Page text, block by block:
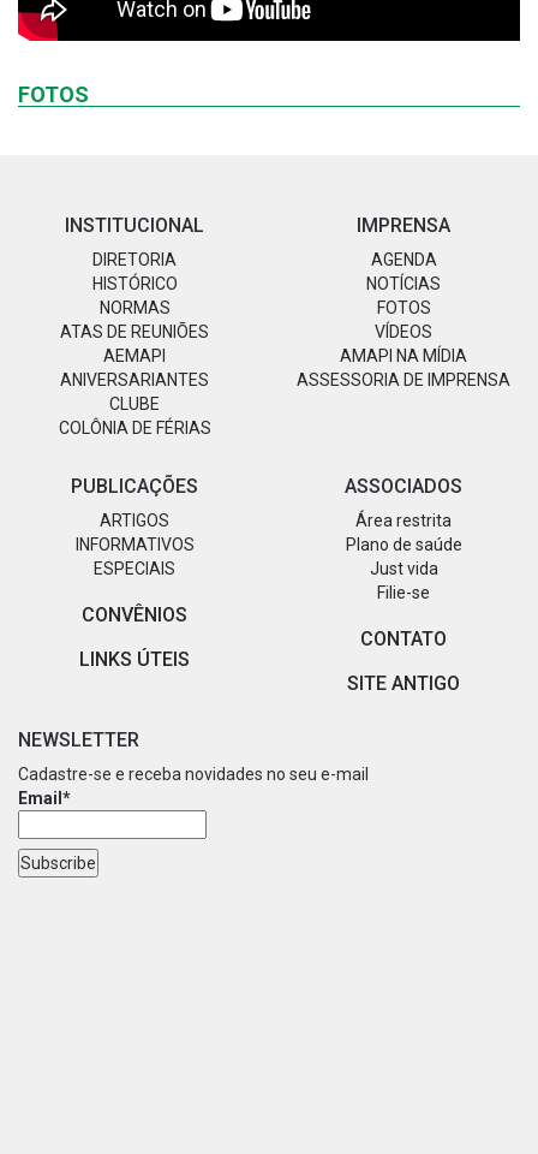
FOTOS
INSTITUCIONAL
DIRETORIA
HISTÓRICO
NORMAS
ATAS DE REUNIÕES
AEMAPI
ANIVERSARIANTES
CLUBE
COLÔNIA DE FÉRIAS
IMPRENSA
AGENDA
NOTÍCIAS
FOTOS
VÍDEOS
AMAPI NA MÍDIA
ASSESSORIA DE IMPRENSA
PUBLICAÇÕES
ARTIGOS
INFORMATIVOS
ESPECIAIS
CONVÊNIOS
LINKS ÚTEIS
ASSOCIADOS
Área restrita
Plano de saúde
Just vida
Filie-se
CONTATO
SITE ANTIGO
NEWSLETTER
Cadastre-se e receba novidades no seu e-mail
Email*